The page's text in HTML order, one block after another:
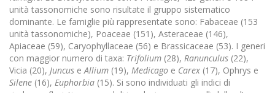
unità tassonomiche sono risultate il gruppo sistematico
dominante. Le famiglie più rappresentate sono: Fabaceae (153
unità tassonomiche), Poaceae (151), Asteraceae (146),
Apiaceae (59), Caryophyllaceae (56) e Brassicaceae (53). I generi
con maggior numero di taxa: Trifolium (28), Ranunculus (22),
Vicia (20), Juncus eAllium (19), Medicago e Carex (17), Ophrys e
Silene (16), Euphorbia (15). Si sono individuati gli indici di